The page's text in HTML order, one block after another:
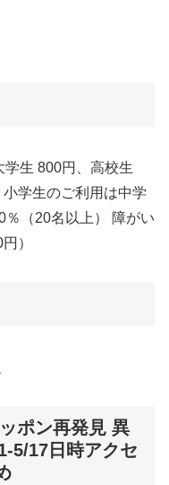
生 800円、高校生
学生のご利用は中学
（20名以上） 障がい
）
ポン再発見 異
5/17日時アクセ